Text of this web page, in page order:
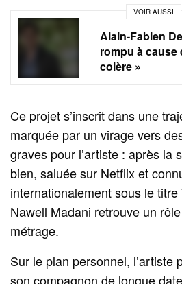
VOIR AUSSI
Alain-Fabien
rompu à cause
colère »
Ce projet s’inscrit dans une
marquée par un virage vers
graves pour l’artiste : après la
bien, saluée sur Netflix et
internationalement sous le
Nawell Madani retrouve un
métrage.
Sur le plan personnel, l’artiste
son compagnon de longue